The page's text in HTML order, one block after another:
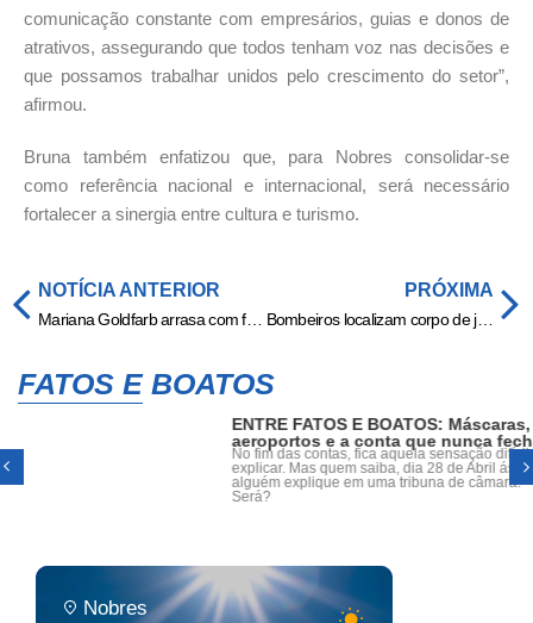
comunicação constante com empresários, guias e donos de
atrativos, assegurando que todos tenham voz nas decisões e
que possamos trabalhar unidos pelo crescimento do setor”,
afirmou.
Bruna também enfatizou que, para Nobres consolidar-se
como referência nacional e internacional, será necessário
fortalecer a sinergia entre cultura e turismo.
NOTÍCIA ANTERIOR
Mariana Goldfarb arrasa com fotos sensuais em Mallorca
PRÓXIMA
Bombeiros localizam corpo de jovem que desapareceu no Rio Teles Pires
FATOS E BOATOS
ENTRE FATOS E BOATOS: Máscaras,
aeroportos e a conta que nunca fecha
No fim das contas, fica aquela sensação difícil de
explicar. Mas quem saiba, dia 28 de Abril ás 19h,
alguém explique em uma tribuna de câmara!
Será?
Nobres